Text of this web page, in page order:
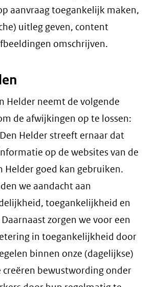
aanvraag toegankelijk maken,
uitleg geven, content
omschrijven.
Helder neemt de volgende
de afwijkingen op te lossen:
Helder streeft ernaar dat
op de websites van de
Helder goed kan gebruiken.
we aandacht aan
toegankelijkheid en
zorgen we voor een
in toegankelijkheid door
binnen onze (dagelijkse)
creëren bewustwording onder